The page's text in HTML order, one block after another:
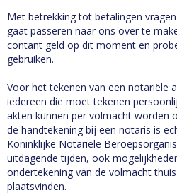
Met betrekking tot betalingen
gaat passeren naar ons over te
contant geld op dit moment en
gebruiken.
Voor het tekenen van een notariële
iedereen die moet tekenen
akten kunnen per volmacht worden
de handtekening bij een notaris is
Koninklijke Notariële
uitdagende tijden, ook
ondertekening van de volmacht
plaatsvinden.